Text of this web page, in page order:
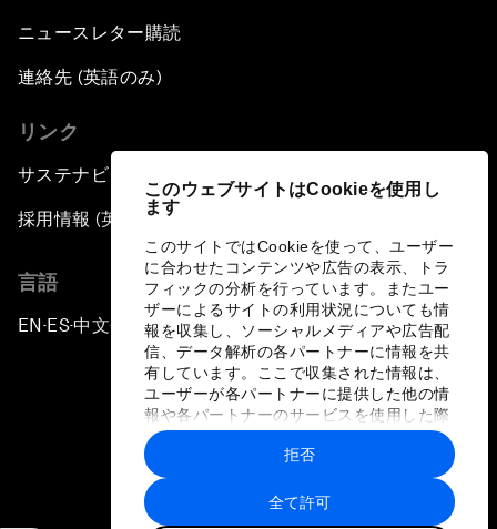
このウェブサイトはCookieを使用し
ます
このサイトではCookieを使って、ユーザー
に合わせたコンテンツや広告の表示、トラ
フィックの分析を行っています。またユー
ザーによるサイトの利用状況についても情
報を収集し、ソーシャルメディアや広告配
信、データ解析の各パートナーに情報を共
有しています。ここで収集された情報は、
ユーザーが各パートナーに提供した他の情
報や各パートナーのサービスを使用した際
に収集された情報と組み合わされ、各パー
トナーによって使用されることがありま
す。
全て許可
拒否
ニュースレター購読
連絡先 (英語のみ)
リンク
サステナビリティへの取り組み
採用情報 (英語のみ)
言語
EN ▪ES▪中文▪ 日本語
プライバシーポリシーと利用規約
サイトマップ